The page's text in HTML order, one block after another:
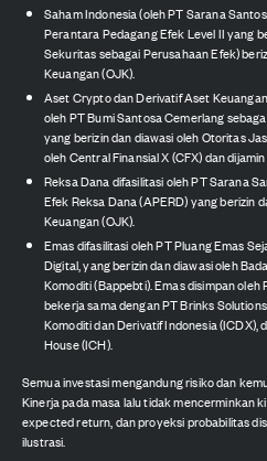
Saham Indonesia (oleh PT Sarana
Perantara Pedagang Efek Level II yang
Sekuritas sebagai Perusahaan Efek)
Keuangan (OJK).
Aset Crypto dan Derivatif Aset
oleh PT Bumi Santosa Cemerlang
yang berizin dan diawasi oleh Otoritas
oleh Central Finansial X (CFX) dan
Reksa Dana difasilitasi oleh PT Sarana
Efek Reksa Dana (APERD) yang berizin
Keuangan (OJK).
Emas difasilitasi oleh PT Pluang Emas
Digital, yang berizin dan diawasi oleh
Komoditi (Bappebti). Emas disimpan
bekerja sama dengan PT Brinks
Komoditi dan Derivatif Indonesia (ICDX),
House (ICH).
Semua investasi mengandung risiko dan
Kinerja pada masa lalu tidak mencerminkan
expected return, dan proyeksi probabilitas
ilustrasi.